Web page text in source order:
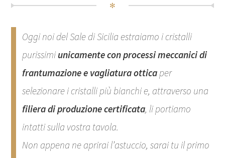
✻
Oggi noi del Sale di Sicilia estraiamo i cristalli
purissimi unicamente con processi meccanici di
frantumazione e vagliatura ottica per
selezionare i cristalli più bianchi e, attraverso una
filiera di produzione certificata, li portiamo
intatti sulla vostra tavola.
Non appena ne aprirai l’astuccio, sarai tu il primo